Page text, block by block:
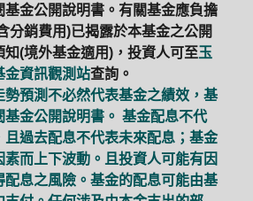
基金公開說明書。有關基金應負擔
分銷費用)已揭露於本基金之公開
(境外基金適用)，投資人可至玉
金資訊觀測站查詢。
勢預測不必然代表基金之績效，基
基金公開說明書。 基金配息不代
且過去配息不代表未來配息；基金
而上下波動。且投資人可能有因
配息之風險。基金的配息可能由基